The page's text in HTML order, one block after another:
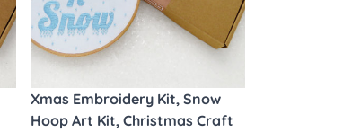
Xmas Embroidery Kit, Snow
Hoop Art Kit, Christmas Craft